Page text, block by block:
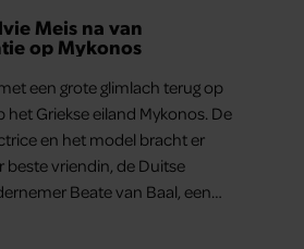
Meis na van
op Mykonos
een grote glimlach terug op
het Griekse eiland Mykonos. De
en het model bracht er
beste vriendin, de Duitse
Beate van Baal, een